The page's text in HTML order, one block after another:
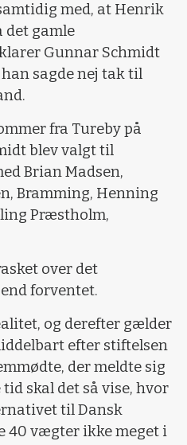
med, at Henrik
det gamle
Gunnar Schmidt
sagde nej tak til
fra Tureby på
blev valgt til
Brian Madsen,
Bramming, Henning
Præstholm,
over det
forventet.
og derefter gælder
efter stiftelsen
der meldte sig
skal det så vise, hvor
til Dansk
40 vægter ikke meget i